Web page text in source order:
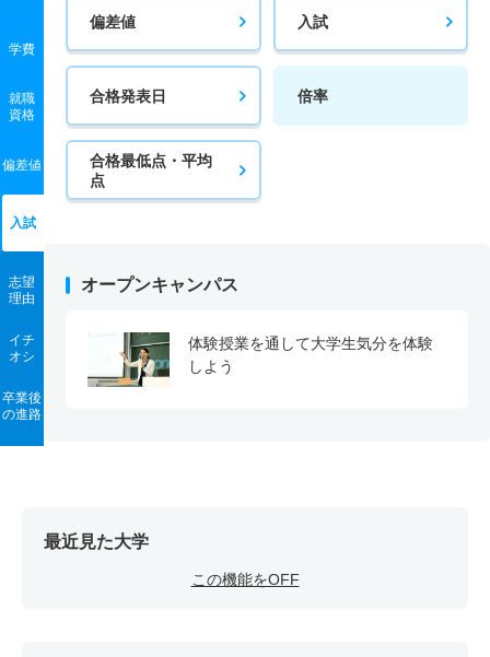
学費
就職
資格
偏差値
入試
志望
理由
イチ
オシ
卒業後
の進路
偏差値 入試
合格発表日 倍率
合格最低点・平均
点
オープンキャンパス
体験授業を通して大学生気分を体験
しよう
最近見た大学
この機能をOFF